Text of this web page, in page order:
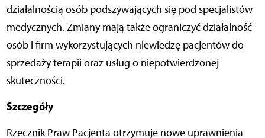
działalnością osób podszywających się pod specjalistów
medycznych. Zmiany mają także ograniczyć działalność
osób i firm wykorzystujących niewiedzę pacjentów do
sprzedaży terapii oraz usług o niepotwierdzonej
skuteczności.
Szczegóły
Rzecznik Praw Pacjenta otrzymuje nowe uprawnienia